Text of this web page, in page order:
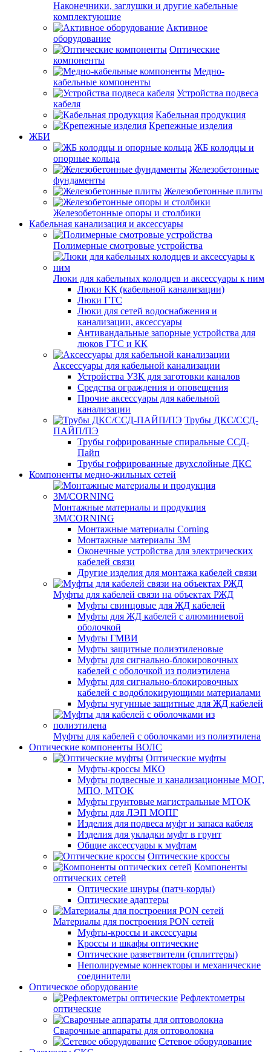
Наконечники, заглушки и другие кабельные
комплектующие
Активное
оборудование
Оптические
компоненты
Медно-
кабельные компоненты
Устройства подвеса
кабеля
Кабельная продукция
Крепежные изделия
ЖБИ
ЖБ колодцы и
опорные кольца
Железобетонные
фундаменты
Железобетонные плиты
Железобетонные опоры и столбики
Кабельная канализация и аксессуары
Полимерные смотровые устройства
Люки для кабельных колодцев и аксессуары к ним
Люки КК (кабельной канализации)
Люки ГТС
Люки для сетей водоснабжения и
канализации, аксессуары
Антивандальные запорные устройства для
люков ГТС и КК
Аксессуары для кабельной канализации
Устройства УЗК для заготовки каналов
Средства ограждения и оповещения
Прочие аксессуары для кабельной
канализации
Трубы ДКС/ССД-
ПАЙП/ПЭ
Трубы гофрированные спиральные ССД-
Пайп
Трубы гофрированные двухслойные ДКС
Компоненты медно-жильных сетей
Монтажные материалы и продукция
3M/CORNING
Монтажные материалы Corning
Монтажные материалы 3M
Оконечные устройства для электрических
кабелей связи
Другие изделия для монтажа кабелей связи
Муфты для кабелей связи на объектах РЖД
Муфты свинцовые для ЖД кабелей
Муфты для ЖД кабелей с алюминиевой
оболочкой
Муфты ГМВИ
Муфты защитные полиэтиленовые
Муфты для сигнально-блокировочных
кабелей с оболочкой из полиэтилена
Муфты для сигнально-блокировочных
кабелей с водоблокирующими материалами
Муфты чугунные защитные для ЖД кабелей
Муфты для кабелей с оболочками из полиэтилена
Оптические компоненты ВОЛС
Оптические муфты
Муфты-кроссы МКО
Муфты подвесные и канализационные МОГ,
МПО, МТОК
Муфты грунтовые магистральные МТОК
Муфты для ЛЭП МОПГ
Изделия для подвеса муфт и запаса кабеля
Изделия для укладки муфт в грунт
Общие аксессуары к муфтам
Оптические кроссы
Компоненты
оптических сетей
Оптические шнуры (патч-корды)
Оптические адаптеры
Материалы для построения PON сетей
Муфты-кроссы и аксессуары
Кроссы и шкафы оптические
Оптические разветвители (сплиттеры)
Неполируемые коннекторы и механические
соединители
Оптическое оборудование
Рефлектометры
оптические
Сварочные аппараты для оптоволокна
Сетевое оборудование